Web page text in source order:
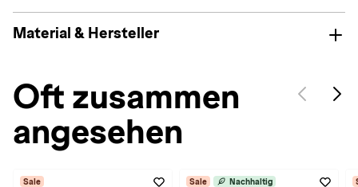
Material & Hersteller
Oft zusammen
angesehen
Sale Sale Nachhaltig